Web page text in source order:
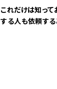
これだけは知っ
する人も依頼す